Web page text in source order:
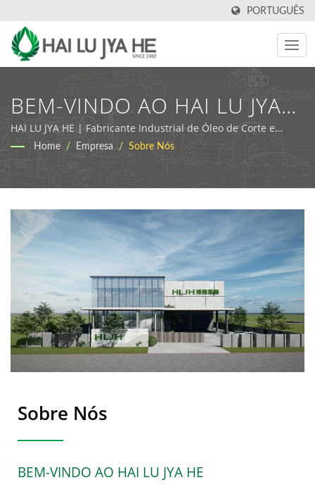
PORTUGUÊS
BEM-VINDO AO HAI LU JYA
HE | Lubrificantes
Industriais Ecológicos E
Óleos De Corte | HLJH
HAI LU JYA HE | Fabricante Industrial de Óleo de Corte e
Lubrificante | HLJH
Home / Empresa / Sobre Nós
Sobre Nós
BEM-VINDO AO HAI LU JYA HE